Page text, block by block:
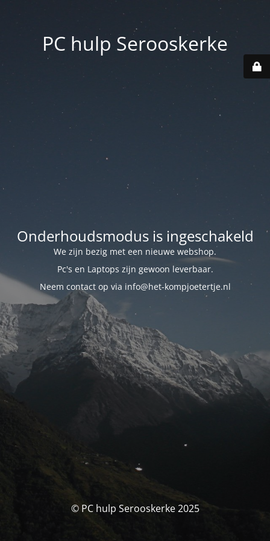
PC hulp Serooskerke
Onderhoudsmodus is ingeschakeld
We zijn bezig met een nieuwe webshop.
Pc's en Laptops zijn gewoon leverbaar.
Neem contact op via info@het-kompjoetertje.nl
© PC hulp Serooskerke 2025